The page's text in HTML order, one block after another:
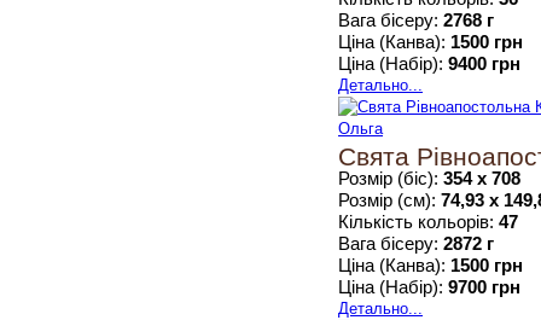
Вага бісеру: 2768 г
Ціна (Канва): 1500 грн
Ціна (Набір): 9400 грн
Детально...
Свята
Розмір (біс): 354 х 708
Розмір (см): 74,93 х
Кількість кольорів: 47
Вага бісеру: 2872 г
Ціна (Канва): 1500 грн
Ціна (Набір): 9700 грн
Детально...